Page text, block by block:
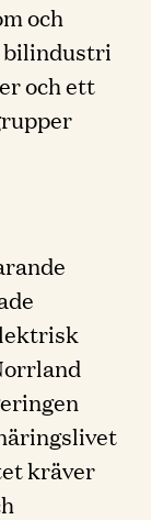
och
bilindustri
och ett
kräver